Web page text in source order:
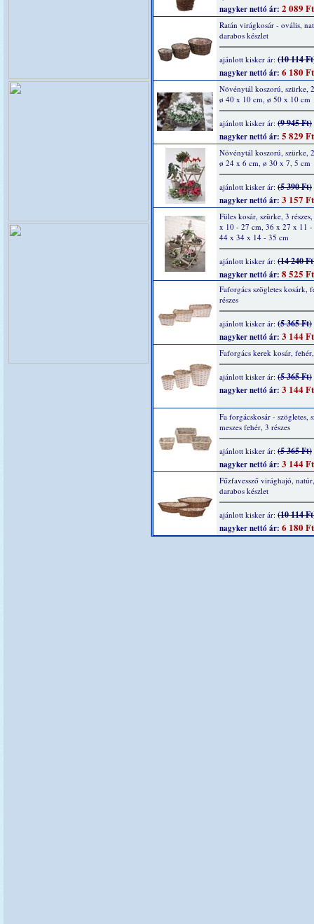
nagyker nettó ár: 2 089 Ft
Ratán virágkosár - ovális,
darabos készlet
ajánlott kisker ár: (10 114
nagyker nettó ár: 6 180 Ft
Növénytál koszorú, szürke,
ø 40 x 10 cm, ø 50 x 10 cm
ajánlott kisker ár: (9 945 Ft)
nagyker nettó ár: 5 829 Ft
Növénytál koszorú, szürke,
ø 24 x 6 cm, ø 30 x 7, 5 cm
ajánlott kisker ár: (5 390 Ft)
nagyker nettó ár: 3 157 Ft
Füles kosár, szürke, 3
x 10 - 27 cm, 36 x 27 x 11
44 x 34 x 14 - 35 cm
ajánlott kisker ár: (14 240
nagyker nettó ár: 8 525 Ft
Faforgács szögletes kosárk,
részes
ajánlott kisker ár: (5 365 Ft)
nagyker nettó ár: 3 144 Ft
Faforgács kerek kosár,
ajánlott kisker ár: (5 365 Ft)
nagyker nettó ár: 3 144 Ft
Fa forgácskosár - szögletes,
meszes fehér, 3 részes
ajánlott kisker ár: (5 365 Ft)
nagyker nettó ár: 3 144 Ft
Fűzfavessző virághajó,
darabos készlet
ajánlott kisker ár: (10 114
nagyker nettó ár: 6 180 Ft